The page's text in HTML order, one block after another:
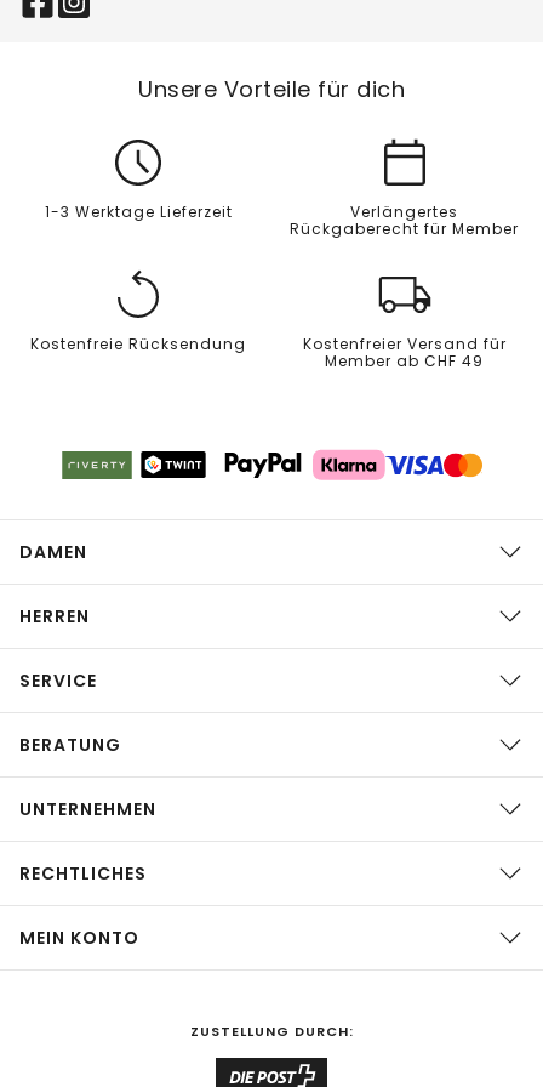
Unsere Vorteile für dich
1-3 Werktage Lieferzeit
Verlängertes
Rückgaberecht für Member
Kostenfreie Rücksendung
Kostenfreier Versand für
Member ab CHF 49
DAMEN
HERREN
SERVICE
BERATUNG
UNTERNEHMEN
RECHTLICHES
MEIN KONTO
ZUSTELLUNG DURCH: